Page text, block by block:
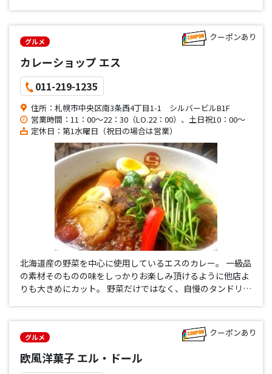
グルメ
カレーショップ エス
011-219-1235
住所：札幌市中央区南3条西4丁目1-1 シルバービルB1F
営業時間：11：00～22：30（LO.22：00）、土日祝10：00～
定休日：第1水曜日（祝日の場合は営業）
北海道産の野菜を中心に使用しているエスのカレー。 一級品
の素材そのものの味をしっかりお楽しみ頂けるように他店よ
りも大きめにカット。 野菜だけではなく、自慢のタンドリー
クーポンあり
グルメ
欧風洋菓子 エル・ドール
クーポンあり